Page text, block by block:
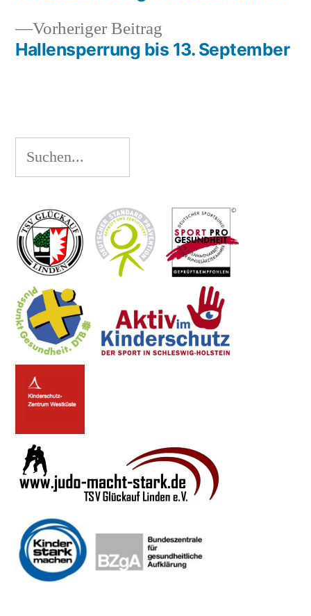
Beitragsnavigation
Vorheriger Beitrag
Beitrag:
Hallensperrung bis 13. September
Suchen